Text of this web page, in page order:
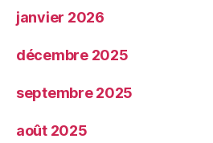
janvier 2026
décembre 2025
septembre 2025
août 2025